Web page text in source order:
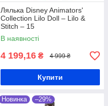
Лялька Disney Animators'
Collection Lilo Doll – Lilo &
Stitch – 15
В наявності
4 199,16 ₴ 4 999 ₴
Купити
Новинка –29%